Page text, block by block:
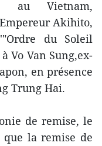
au Vietnam,
Akihito,
du Soleil
Vo Van Sung,ex-
en présence
Trung Hai.
de remise, le
que la remise de